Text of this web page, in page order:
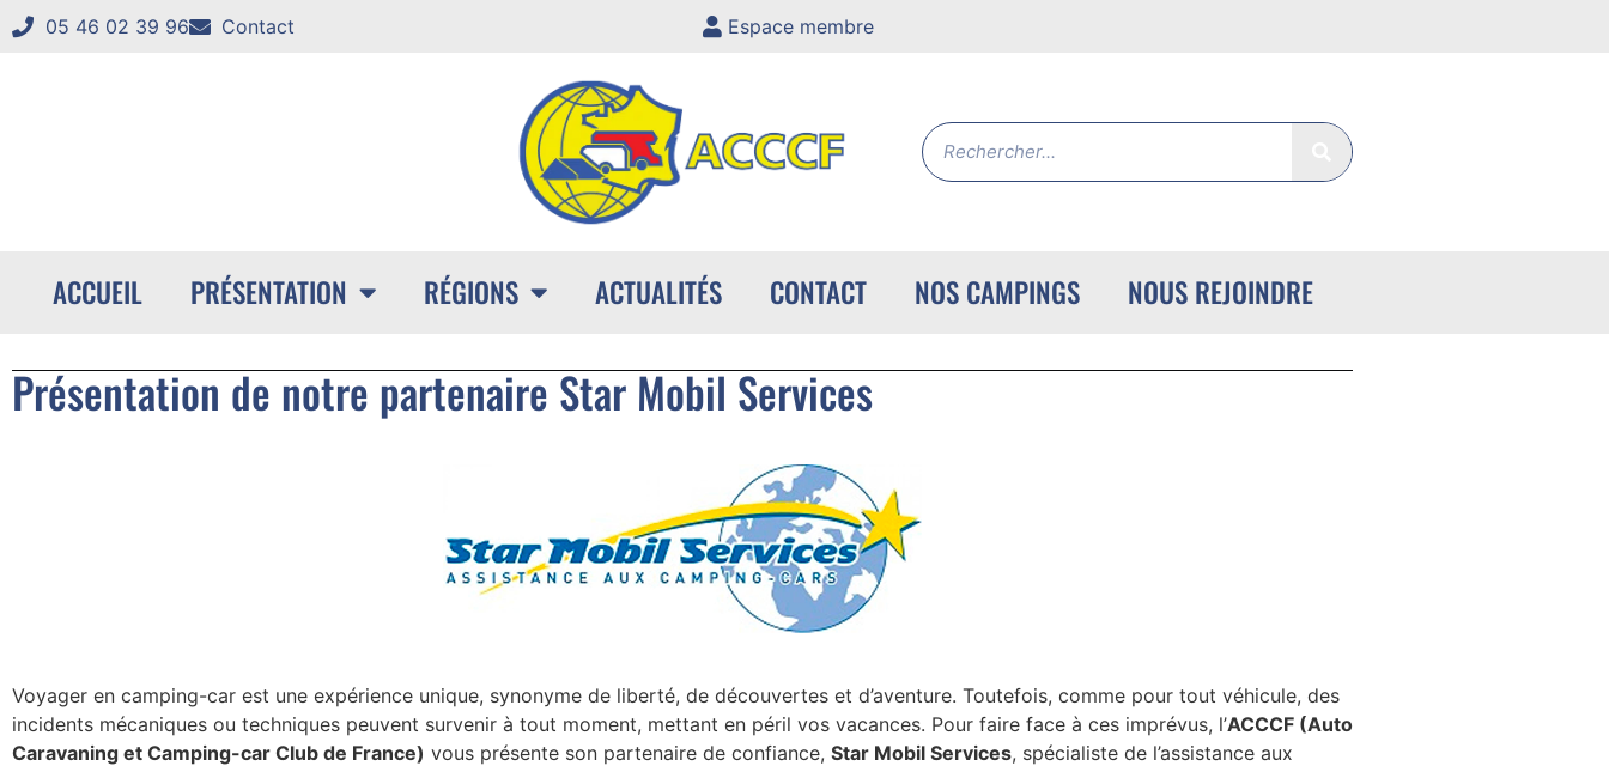
05 46 02 39 96 Contact Espace membre
ACCUEIL PRÉSENTATION RÉGIONS ACTUALITÉS CONTACT NOS CAMPINGS NOUS REJOINDRE
Présentation de notre partenaire Star Mobil Services
Voyager en camping-car est une expérience unique, synonyme de liberté, de découvertes et d’aventure. Toutefois, comme pour tout véhicule, des
incidents mécaniques ou techniques peuvent survenir à tout moment, mettant en péril vos vacances. Pour faire face à ces imprévus, l’ACCCF (Auto
Caravaning et Camping-car Club de France) vous présente son partenaire de confiance, Star Mobil Services, spécialiste de l’assistance aux